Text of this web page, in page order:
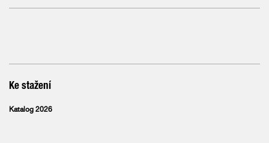
Ke stažení
Katalog 2026